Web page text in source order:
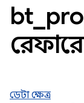
bt
ডেটা ক্ষেত্র